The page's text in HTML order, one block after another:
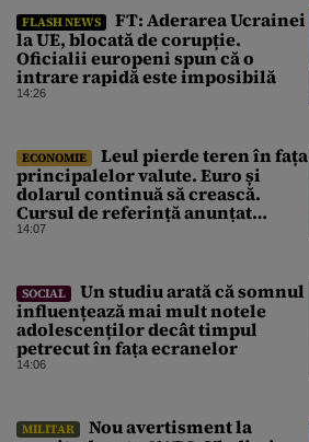
FLASH NEWS
FT: Aderarea Ucrainei
la UE, blocată de corupție.
Oficialii europeni spun că o
intrare rapidă este imposibilă
14:26
ECONOMIE
Leul pierde teren în fața
principalelor valute. Euro și
dolarul continuă să crească.
Cursul de referință anunțat
pentru vineri de BNR
14:07
SOCIAL
Un studiu arată că somnul
influențează mai mult notele
adolescenților decât timpul
petrecut în fața ecranelor
14:06
MILITAR
Nou avertisment la